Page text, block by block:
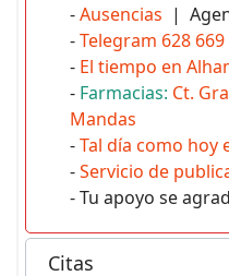
-Ausencias |
-Telegram 628 669
- El tiempo en
- Farmacias: Ct.
Mandas
-Tal día como hoy
-Servicio de
- Tu apoyo se
Citas